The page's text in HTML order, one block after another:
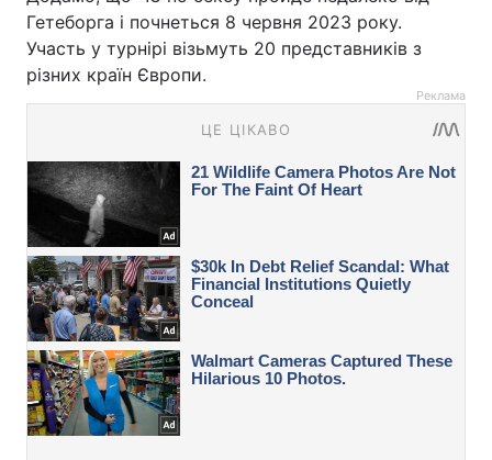
Гетеборга і почнеться 8 червня 2023 року.
Участь у турнірі візьмуть 20 представників з
різних країн Європи.
Реклама